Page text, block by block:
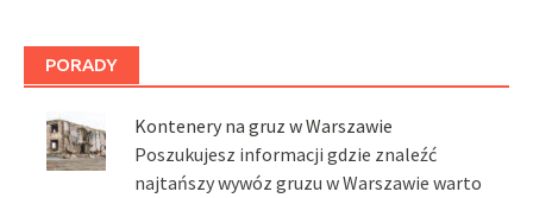
PORADY
Kontenery na gruz w Warszawie
Poszukujesz informacji gdzie znaleźć
najtańszy wywóz gruzu w Warszawie warto